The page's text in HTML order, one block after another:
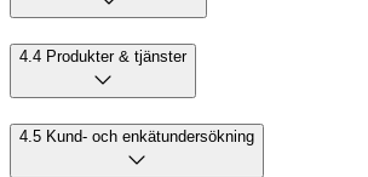
4.4 Produkter & tjänster
4.5 Kund- och enkätundersökning